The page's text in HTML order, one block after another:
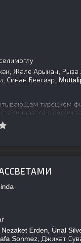
Жале Арыкан, Рыза
Синан Бенгиэр,
турецком
с рядом
в морге, хотя он
Erden, Ünal
Sonmez, Джихат